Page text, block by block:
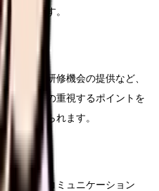
となります。
体制、研修機会の提供など、
、候補者の重視するポイントを
定が求められます。
定期的なコミュニケーション